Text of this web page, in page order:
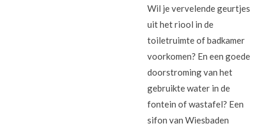
Wil je vervelende geurtjes
uit het riool in de
toiletruimte of badkamer
voorkomen? En een goede
doorstroming van het
gebruikte water in de
fontein of wastafel? Een
sifon van Wiesbaden